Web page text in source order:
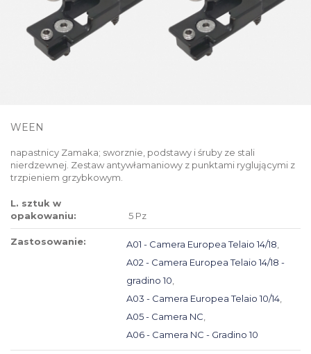
WEEN
napastnicy Zamaka; sworznie, podstawy i śruby ze stali
nierdzewnej. Zestaw antywłamaniowy z punktami ryglującymi z
trzpieniem grzybkowym.
L. sztuk w
opakowaniu:
5 Pz
Zastosowanie: A01 - Camera Europea Telaio 14/18,
A02 - Camera Europea Telaio 14/18 -
gradino 10,
A03 - Camera Europea Telaio 10/14,
A05 - Camera NC,
A06 - Camera NC - Gradino 10